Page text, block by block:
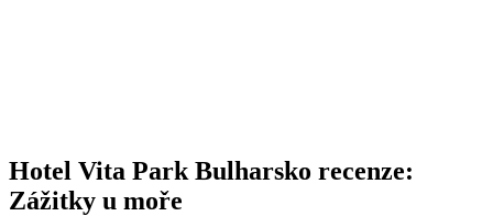
Hotel Vita Park Bulharsko recenze:
Zážitky u moře